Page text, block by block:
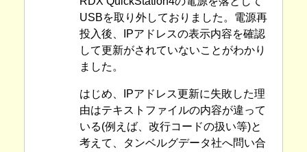
USBを取り外しておりました。電源再
投入後、IPアドレスの表示内容を確認
して更新がされていないことがわかり
ました。
はじめ、IPアドレス更新に失敗した理
由はテキストファイルの内容が違って
いる(例えば、改行コードの扱い等)と
考えて、タンベルグデータ社へ問い合